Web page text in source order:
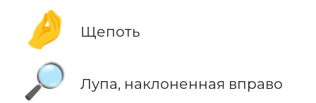
🤌 Щепоть
🔎 Лупа, наклоненная вправо